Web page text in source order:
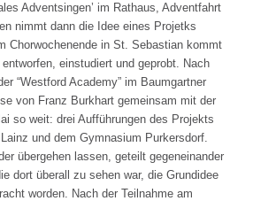
Adventsingen’ im Rathaus, Adventfahrt
nimmt dann die Idee eines Projetks
Chorwochenende in St. Sebastian kommt
einstudiert und geprobt. Nach
“Westford Academy” im Baumgartner
von Franz Burkhart gemeinsam mit der
so weit: drei Aufführungen des Projekts
und dem Gymnasium Purkersdorf.
übergehen lassen, geteilt gegeneinander
dort überall zu sehen war, die Grundidee
worden. Nach der Teilnahme am